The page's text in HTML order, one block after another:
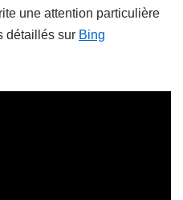
une attention particulière
détaillés sur Bing